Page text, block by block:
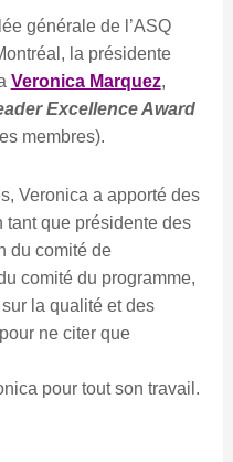
générale de l’ASQ
la présidente
Veronica Marquez,
Excellence Award
membres).
Veronica a apporté des
que présidente des
du comité de
comité du programme,
la qualité et des
ne citer que
pour tout son travail.